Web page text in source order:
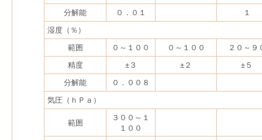
分解能 ０．０１
１
湿度（％）
範囲
０～１００ ０～１００
２０～９
精度
±３ ±２
±５
分解能
０．００８
気圧（ｈＰａ）
範囲
３００～１
１００